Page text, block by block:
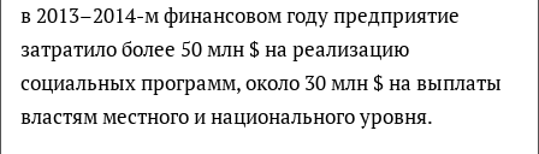
в 2013–2014-м финансовом году предприятие
затратило более 50 млн $ на реализацию
социальных программ, около 30 млн $ на выплаты
властям местного и национального уровня.